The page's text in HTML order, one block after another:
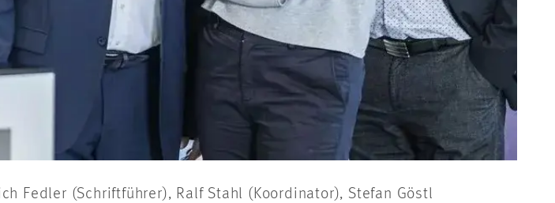
Fedler (Schriftführer), Ralf Stahl (Koordinator), Stefan Göstl